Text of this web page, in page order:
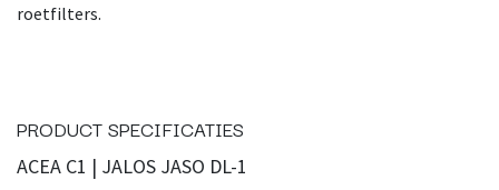
roetfilters.
PRODUCT SPECIFICATIES
ACEA C1 | JALOS JASO DL-1